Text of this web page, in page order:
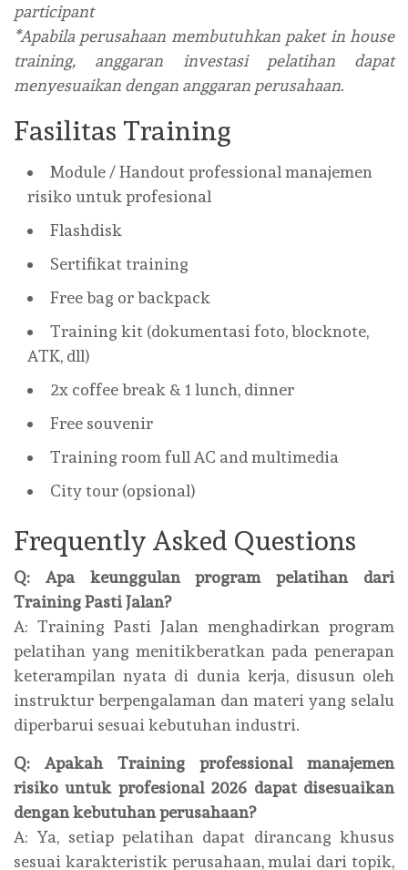
participant
*Apabila perusahaan membutuhkan paket in house
training, anggaran investasi pelatihan dapat
menyesuaikan dengan anggaran perusahaan.
Fasilitas Training
Module / Handout professional manajemen
risiko untuk profesional
Flashdisk
Sertifikat training
Free bag or backpack
Training kit (dokumentasi foto, blocknote,
ATK, dll)
2x coffee break & 1 lunch, dinner
Free souvenir
Training room full AC and multimedia
City tour (opsional)
Frequently Asked Questions
Q: Apa keunggulan program pelatihan dari
Training Pasti Jalan?
A: Training Pasti Jalan menghadirkan program
pelatihan yang menitikberatkan pada penerapan
keterampilan nyata di dunia kerja, disusun oleh
instruktur berpengalaman dan materi yang selalu
diperbarui sesuai kebutuhan industri.
Q: Apakah Training professional manajemen
risiko untuk profesional 2026 dapat disesuaikan
dengan kebutuhan perusahaan?
A: Ya, setiap pelatihan dapat dirancang khusus
sesuai karakteristik perusahaan, mulai dari topik,